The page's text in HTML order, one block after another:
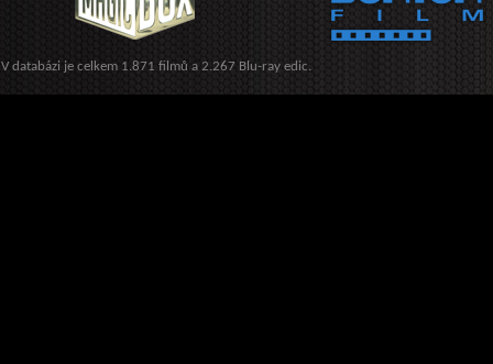
V databázi je celkem 1.871 filmů a 2.267 Blu-ray edic.